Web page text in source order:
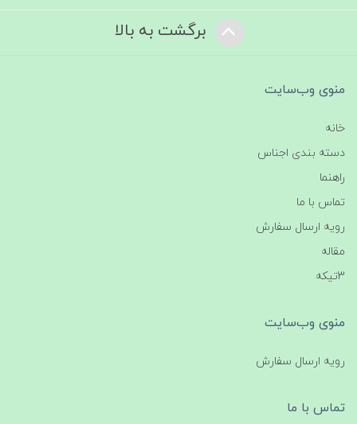
برگشت به بالا
منوی وب‌سایت
خانه
دسته بندی اجناس
راهنما
تماس با ما
رویه ارسال سفارش
مقاله
3تیکه
منوی وب‌سایت
رویه ارسال سفارش
تماس با ما